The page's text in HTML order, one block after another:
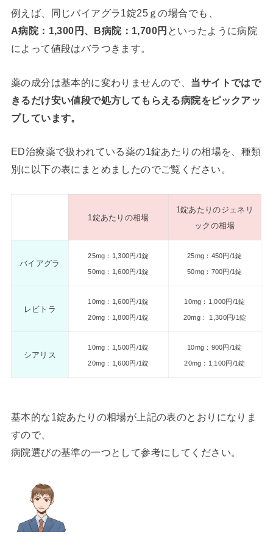
例えば、同じバイアグラ1錠25ｇの場合でも、
A病院：1,300円、B病院：1,700円 といったように病院
によって値段はバラつきます。
薬の成分は基本的に変わりませんので、 当サイトではで
きるだけ安い値段で処方してもらえる病院をピックアッ
プしています。
ED治療薬で扱われている薬の1錠あたりの相場を、種類
別に以下の表にまとめましたのでご覧ください。
1錠あたりの相場
1錠あたりのジェネリ
ックの相場
バイアグラ
25mg：1,300円/1錠
50mg：1,600円/1錠
25mg：450円/1錠
50mg：700円/1錠
レビトラ
10mg：1,600円/1錠
20mg：1,800円/1錠
10mg：1,000円/1錠
20mg： 1,300円/1錠
シアリス
10mg：1,500円/1錠
20mg：1,600円/1錠
10mg：900円/1錠
20mg：1,100円/1錠
基本的な1錠あたりの相場が上記の表のとおりになりま
すので、
病院選びの基準の一つとして参考にしてください。